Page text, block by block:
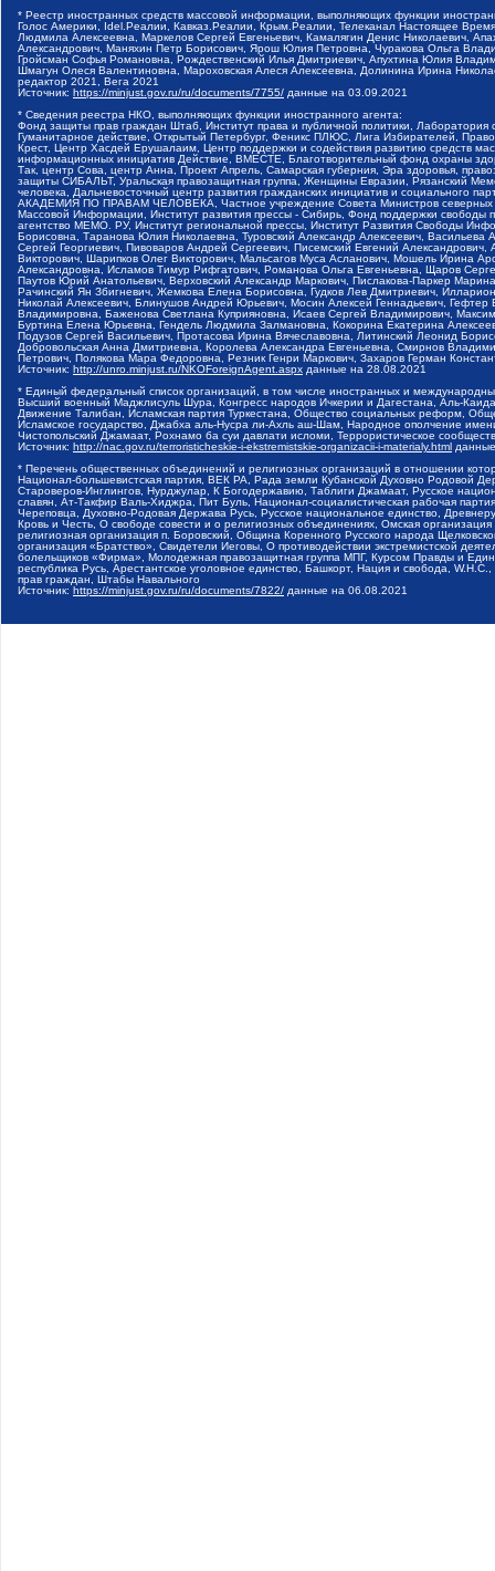
* Реестр иностранных средств массовой информации, выполняющих функции
Голос Америки, Idel.Реалии, Кавказ.Реалии, Крым.Реалии, Телеканал Настоящее
Людмила Алексеевна, Маркелов Сергей Евгеньевич, Камалягин Денис Николаевич,
Александрович, Маняхин Петр Борисович, Ярош Юлия Петровна, Чуракова Ольга
Гройсман Софья Романовна, Рождественский Илья Дмитриевич, Апухтина Юлия
Шмагун Олеся Валентиновна, Мароховская Алеся Алексеевна, Долинина Ирина
редактор 2021, Вега 2021
Источник: https://minjust.gov.ru/ru/documents/7755/ данные на 03.09.2021
* Сведения реестра НКО, выполняющих функции иностранного агента:
Фонд защиты прав граждан Штаб, Институт права и публичной политики,
Гуманитарное действие, Открытый Петербург, Феникс ПЛЮС, Лига Избирателей,
Крест, Центр Хасдей Ерушалаим, Центр поддержки и содействия развитию средств
информационных инициатив Действие, ВМЕСТЕ, Благотворительный фонд охраны
Так, центр Сова, центр Анна, Проект Апрель, Самарская губерния, Эра здоровья,
защиты СИБАЛЬТ, Уральская правозащитная группа, Женщины Евразии, Рязанский
человека, Дальневосточный центр развития гражданских инициатив и социального
АКАДЕМИЯ ПО ПРАВАМ ЧЕЛОВЕКА, Частное учреждение Совета Министров северных
Массовой Информации, Институт развития прессы - Сибирь, Фонд поддержки
агентство МЕМО. РУ, Институт региональной прессы, Институт Развития Свободы
Борисовна, Таранова Юлия Николаевна, Туровский Александр Алексеевич,
Сергей Георгиевич, Пивоваров Андрей Сергеевич, Писемский Евгений
Викторович, Шарипков Олег Викторович, Мальсагов Муса Асланович, Мошель Ирина
Александровна, Исламов Тимур Рифгатович, Романова Ольга Евгеньевна, Щаров
Паутов Юрий Анатольевич, Верховский Александр Маркович, Пислакова-Паркер
Рачинский Ян Збигневич, Жемкова Елена Борисовна, Гудков Лев Дмитриевич,
Николай Алексеевич, Блинушов Андрей Юрьевич, Мосин Алексей Геннадьевич,
Владимировна, Баженова Светлана Куприяновна, Исаев Сергей Владимирович,
Буртина Елена Юрьевна, Гендель Людмила Залмановна, Кокорина Екатерина
Подузов Сергей Васильевич, Протасова Ирина Вячеславовна, Литинский Леонид
Добровольская Анна Дмитриевна, Королева Александра Евгеньевна, Смирнов
Петрович, Полякова Мара Федоровна, Резник Генри Маркович, Захаров Герман
Источник: http://unro.minjust.ru/NKOForeignAgent.aspx данные на 28.08.2021
* Единый федеральный список организаций, в том числе иностранных и
Высший военный Маджлисуль Шура, Конгресс народов Ичкерии и Дагестана, Аль-
Движение Талибан, Исламская партия Туркестана, Общество социальных реформ,
Исламское государство, Джабха аль-Нусра ли-Ахль аш-Шам, Народное ополчение
Чистопольский Джамаат, Рохнамо ба суи давлати исломи, Террористическое
Источник: http://nac.gov.ru/terroristicheskie-i-ekstremistskie-organizacii-i-materialy.html
* Перечень общественных объединений и религиозных организаций в отношении
Национал-большевистская партия, ВЕК РА, Рада земли Кубанской Духовно Родовой
Староверов-Инглингов, Нурджулар, К Богодержавию, Таблиги Джамаат, Русское
славян, Ат-Такфир Валь-Хиджра, Пит Буль, Национал-социалистическая рабочая
Череповца, Духовно-Родовая Держава Русь, Русское национальное единство,
Кровь и Честь, О свободе совести и о религиозных объединениях, Омская
религиозная организация п. Боровский, Община Коренного Русского народа
организация «Братство», Свидетели Иеговы, О противодействии экстремистской
болельщиков «Фирма», Молодежная правозащитная группа МПГ, Курсом Правды и
республика Русь, Арестантское уголовное единство, Башкорт, Нация и свобода,
прав граждан, Штабы Навального
Источник: https://minjust.gov.ru/ru/documents/7822/ данные на 06.08.2021